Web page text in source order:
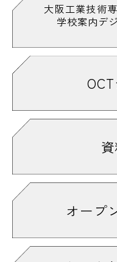
大阪工業技術
学校案内デ
オープ